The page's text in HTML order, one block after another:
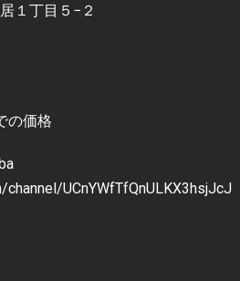
１丁目５−２
の価格
UCnYWfTfQnULKX3hsjJcJ